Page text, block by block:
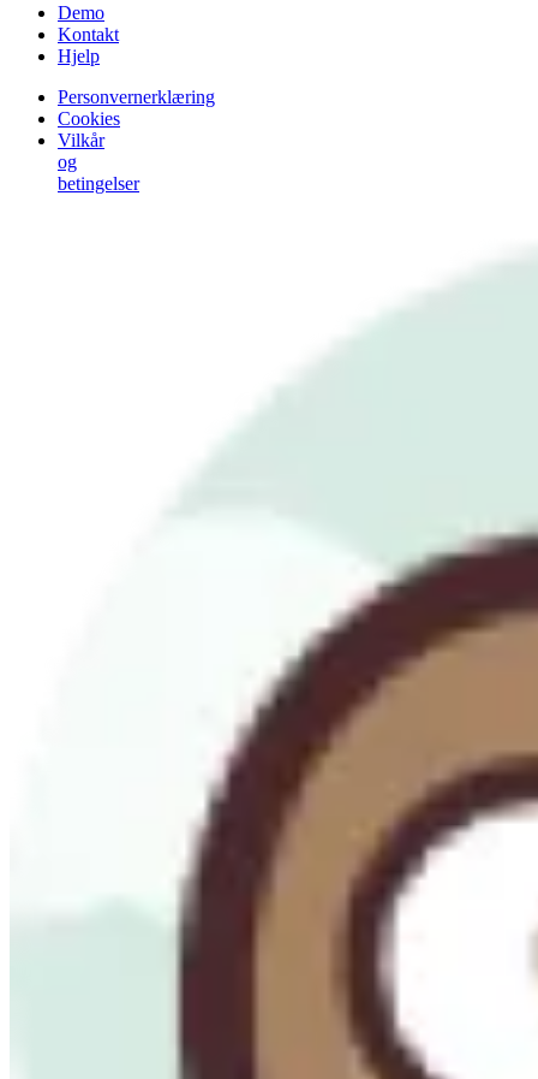
Demo
Kontakt
Hjelp
Personvernerklæring
Cookies
Vilkår
og
betingelser